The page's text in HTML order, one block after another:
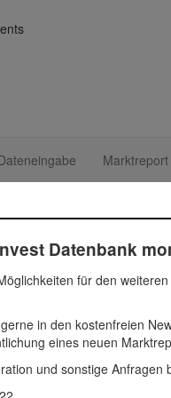
Marktreport
Euro
Datenbank
für den
in den kostenfreien
eines neuen
und sonstige Anfragen